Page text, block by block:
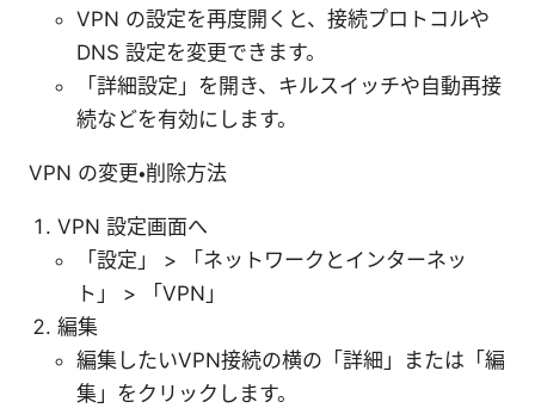
VPN の設定を再度開くと、接続プロトコルや
DNS 設定を変更できます。
「詳細設定」を開き、キルスイッチや自動再接
続などを有効にします。
VPN の変更・削除方法
VPN 設定画面へ
「設定」 > 「ネットワークとインターネッ
ト」 > 「VPN」
編集
編集したいVPN接続の横の「詳細」または「編
集」をクリックします。